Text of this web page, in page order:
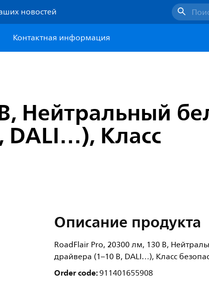
новостей
Контактная информация
Нейтральный
DALI…), Класс
Описание продукта
RoadFlair Pro, 20300 лм, 130 В,
драйвера (1–10 В, DALI…), Класс
Order code:911401655908